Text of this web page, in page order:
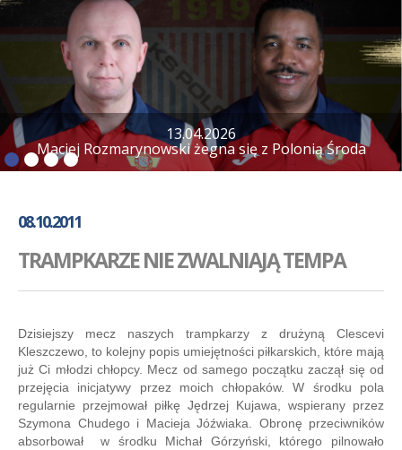
HOME
KLUB
BIZNES
SENIORZY
SENIORKI
BILETY
KONTAKT
SKLEP
12.04.2026
Tylko remis w Starych Oborzyskach
08.10.2011
TRAMPKARZE NIE ZWALNIAJĄ TEMPA
Dzisiejszy mecz naszych trampkarzy z drużyną Clescevi
Kleszczewo, to kolejny popis umiejętności piłkarskich, które mają
już Ci młodzi chłopcy. Mecz od samego początku zaczął się od
przejęcia inicjatywy przez moich chłopaków. W środku pola
regularnie przejmował piłkę Jędrzej Kujawa, wspierany przez
Szymona Chudego i Macieja Jóźwiaka. Obronę przeciwników
absorbował w środku Michał Górzyński, którego pilnowało